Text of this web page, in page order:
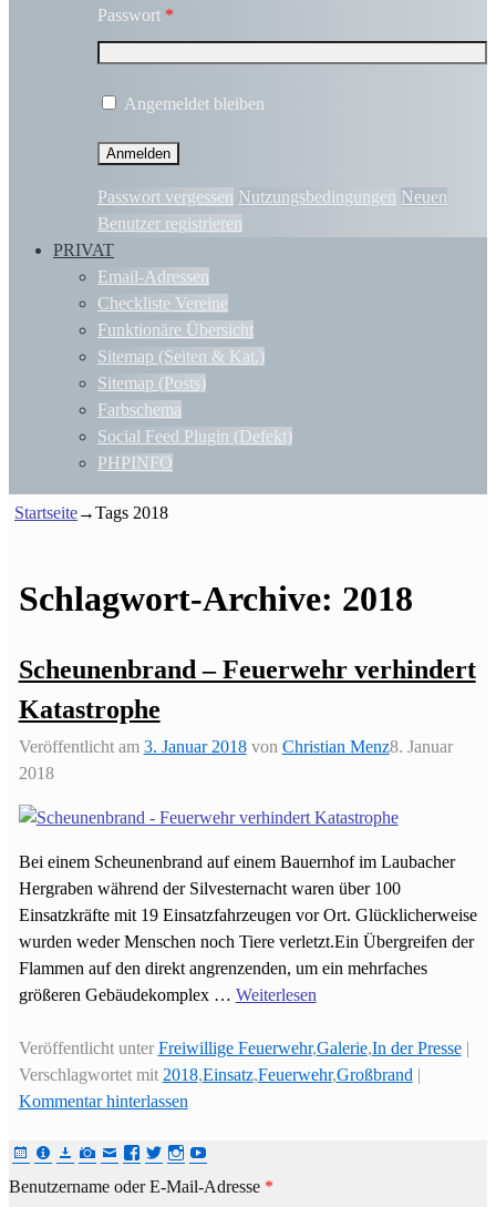
Passwort *
Angemeldet bleiben
Passwort vergessen Nutzungsbedingungen Neuen
Benutzer registrieren
PRIVAT
Email-Adressen
Checkliste Vereine
Funktionäre Übersicht
Sitemap (Seiten & Kat.)
Sitemap (Posts)
Farbschema
Social Feed Plugin (Defekt)
PHPINFO
Startseite→Tags 2018
Schlagwort-Archive: 2018
Scheunenbrand – Feuerwehr verhindert
Katastrophe
Veröffentlicht am 3. Januar 2018 von Christian Menz8. Januar
2018
Bei einem Scheunenbrand auf einem Bauernhof im Laubacher
Hergraben während der Silvesternacht waren über 100
Einsatzkräfte mit 19 Einsatzfahrzeugen vor Ort. Glücklicherweise
wurden weder Menschen noch Tiere verletzt.Ein Übergreifen der
Flammen auf den direkt angrenzenden, um ein mehrfaches
größeren Gebäudekomplex … Weiterlesen
Veröffentlicht unter Freiwillige Feuerwehr,Galerie,In der Presse|
Verschlagwortet mit 2018,Einsatz,Feuerwehr,Großbrand |
Kommentar hinterlassen
Benutzername oder E-Mail-Adresse *